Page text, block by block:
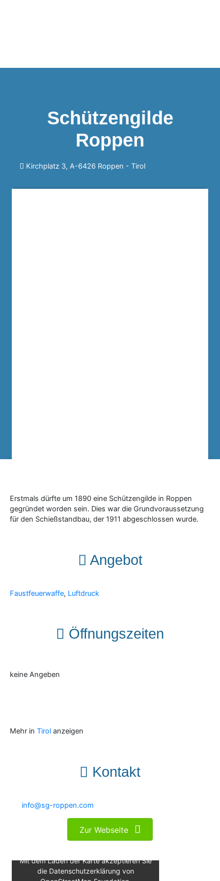
Schützengilde
Roppen
Kirchplatz 3, A-6426 Roppen - Tirol
Kontakt
info@sg-roppen.com
Zur Webseite
Mit dem Laden der Karte akzeptieren Sie
die Datenschutzerklärung von
Erstmals dürfte um 1890 eine Schützengilde in Roppen
gegründet worden sein. Dies war die Grundvoraussetzung
für den Schießstandbau, der 1911 abgeschlossen wurde.
Angebot
Faustfeuerwaffe, Luftdruck
Öffnungszeiten
keine Angeben
Mehr in Tirol anzeigen